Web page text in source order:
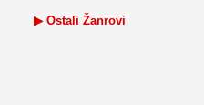
▶ Ostali Žanrovi